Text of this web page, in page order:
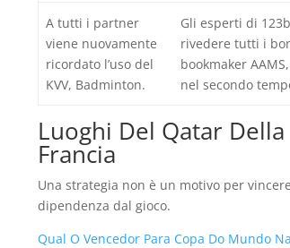
A tutti i partner
viene nuovamente
ricordato l’uso del
KVV, Badminton.
Gli esperti di
rivedere tutti i
bookmaker
nel secondo
Luoghi Del Qatar
Francia
Una strategia non è un motivo per
dipendenza dal gioco.
Qual O Vencedor Para Copa Do Mundo